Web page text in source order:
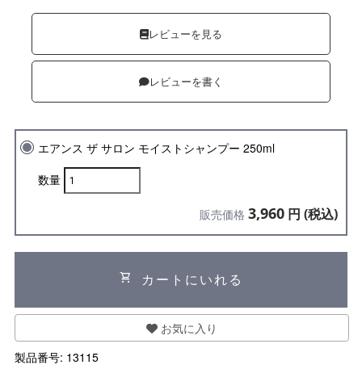
レビューを見る
レビューを書く
エアンス ザ サロン モイストシャンプー 250ml
数量
販売価格 3,960 円 (税込)
shopping_cart カートにいれる
お気に入り
製品番号: 13115